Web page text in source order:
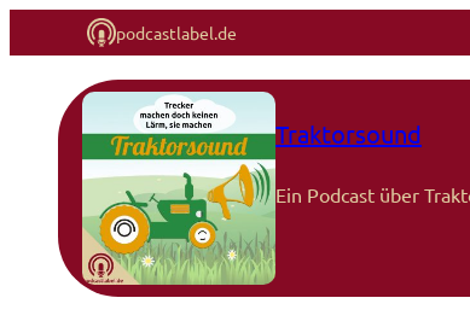
podcastlabel.de
Inhalt
springen
Traktorsound
Ein Podcast über